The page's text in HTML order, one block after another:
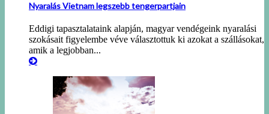
Nyaralás Vietnam legszebb tengerpartjain
Eddigi tapasztalataink alapján, magyar vendégeink nyaralási
szokásait figyelembe véve választottuk ki azokat a szállásokat,
amik a legjobban...